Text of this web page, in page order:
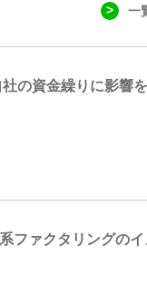
一
の資金繰りに影響
ファクタリングの